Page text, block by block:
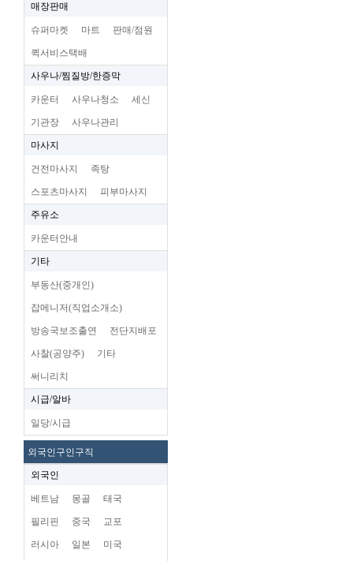
매장판매
슈퍼마켓 마트 판매/점원
퀵서비스택배
사우나/찜질방/한증막
카운터 사우나청소 세신
기관장 사우나관리
마사지
건전마사지 족탕
스포츠마사지 피부마사지
주유소
카운터안내
기타
부동산(중개인)
잡메니저(직업소개소)
방송국보조출연 전단지배포
사찰(공양주) 기타
써니리치
시급/알바
일당/시급
외국인구인구직
외국인
베트남 몽골 태국
필리핀 중국 교포
러시아 일본 미국